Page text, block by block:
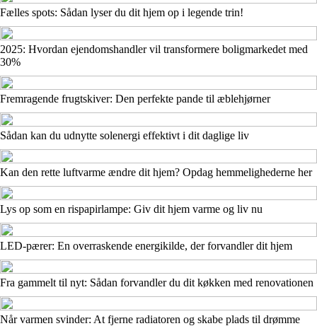
Fælles spots: Sådan lyser du dit hjem op i legende trin!
2025: Hvordan ejendomshandler vil transformere boligmarkedet med
30%
Fremragende frugtskiver: Den perfekte pande til æblehjørner
Sådan kan du udnytte solenergi effektivt i dit daglige liv
Kan den rette luftvarme ændre dit hjem? Opdag hemmelighederne her
Lys op som en rispapirlampe: Giv dit hjem varme og liv nu
LED-pærer: En overraskende energikilde, der forvandler dit hjem
Fra gammelt til nyt: Sådan forvandler du dit køkken med renovationen
Når varmen svinder: At fjerne radiatoren og skabe plads til drømme